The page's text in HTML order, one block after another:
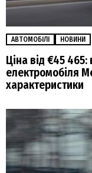
АВТОМОБІЛІ НОВИНИ
Ціна від €45 465:
електромобіля
характеристики